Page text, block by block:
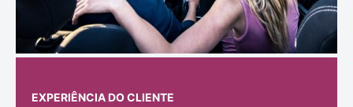
EXPERIÊNCIA DO CLIENTE